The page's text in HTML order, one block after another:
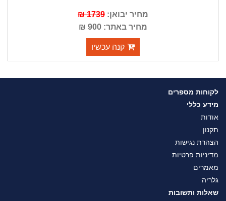
מחיר יבואן: 1739 ₪
מחיר באתר: 900 ₪
קנה עכשיו
לקוחות מספרים
מידע כללי
אודות
תקנון
הצהרת נגישות
מדיניות פרטיות
מאמרים
גלריה
שאלות ותשובות